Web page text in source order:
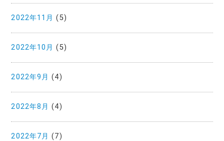
2022年11月 (5)
2022年10月 (5)
2022年9月 (4)
2022年8月 (4)
2022年7月 (7)